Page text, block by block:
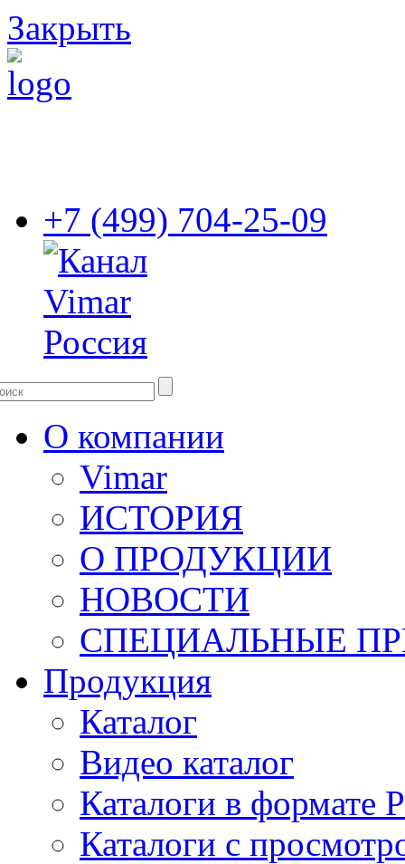
Закрыть
+7 (499) 704-25-09
О компании
Vimar
ИСТОРИЯ
О ПРОДУКЦИИ
НОВОСТИ
СПЕЦИАЛЬНЫЕ
Продукция
Каталог
Видео каталог
Каталоги в формате
Каталоги с